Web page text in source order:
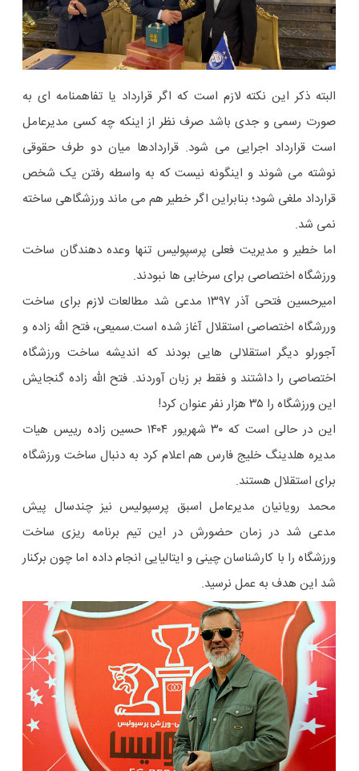
البته ذکر این نکته لازم است که اگر قرارداد یا تفاهمنامه ای به
صورت رسمی و جدی باشد صرف نظر از اینکه چه کسی مدیرعامل
است قرارداد اجرایی می شود. قراردادها میان دو طرف حقوقی
نوشته می شوند و اینگونه نیست که به واسطه رفتن یک شخص
قرارداد ملغی شود؛ بنابراین اگر خطیر هم می ماند ورزشگاهی ساخته
نمی شد.
اما خطیر و مدیریت فعلی پرسپولیس تنها وعده دهندگان ساخت
ورزشگاه اختصاصی برای سرخابی ها نبودند.
امیرحسین فتحی آذر ۱۳۹۷ مدعی شد مطالعات لازم برای ساخت
وررشگاه اختصاصی استقلال آغاز شده است.سمیعی، فتح الله زاده و
آجورلو دیگر استقلالی هایی بودند که اندیشه ساخت ورزشگاه
اختصاصی را داشتند و فقط بر زبان آوردند. فتح الله زاده گنجایش
این ورزشگاه را ۳۵ هزار نفر عنوان کرد!
این در حالی است که ۳۰ شهریور ۱۴۰۴ حسین زاده رییس هیات
مدیره هلدینگ خلیج فارس هم اعلام کرد به دنبال ساخت ورزشگاه
برای استقلال هستند.
محمد رویانیان مدیرعامل اسبق پرسپولیس نیز چندسال پیش
مدعی شد در زمان حضورش در این تیم برنامه ریزی ساخت
ورزشگاه را با کارشناسان چینی و ایتالیایی انجام داده اما چون برکنار
شد این هدف به عمل نرسید.